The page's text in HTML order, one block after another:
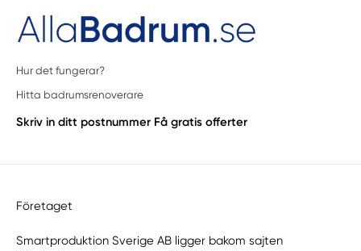
Hur det fungerar?
Hitta badrumsrenoverare
Skriv in ditt postnummer Få gratis offerter
Företaget
Smartproduktion Sverige AB ligger bakom sajten